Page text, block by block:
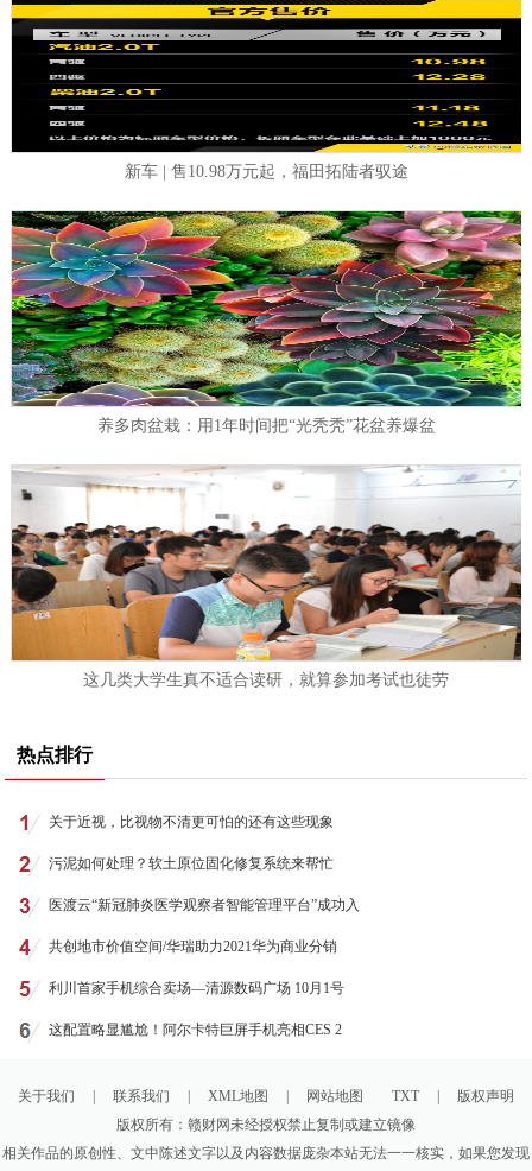
新车 | 售10.98万元起，福田拓陆者驭途
养多肉盆栽：用1年时间把“光秃秃”花盆养爆盆
这几类大学生真不适合读研，就算参加考试也徒劳
热点排行
关于近视，比视物不清更可怕的还有这些现象
污泥如何处理？软土原位固化修复系统来帮忙
医渡云“新冠肺炎医学观察者智能管理平台”成功入
共创地市价值空间/华瑞助力2021华为商业分销
利川首家手机综合卖场—清源数码广场 10月1号
这配置略显尴尬！阿尔卡特巨屏手机亮相CES 2
关于我们 联系我们 XML地图 网站地图 TXT
版权声明
版权所有：赣财网未经授权禁止复制或建立镜像
相关作品的原创性、文中陈述文字以及内容数据庞杂本站无法一一核实，如果您发现